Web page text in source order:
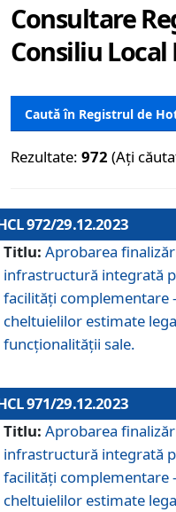
Consultare
Consiliu
Caută în Registrul de
Rezultate: 972 (Ați
972/29.12.2023
Titlu: Aprobarea
infrastructură integrată
facilități complementare
cheltuielilor estimate
funcționalității sale.
971/29.12.2023
Titlu: Aprobarea
infrastructură integrată
facilităţi complementare
cheltuielilor estimate